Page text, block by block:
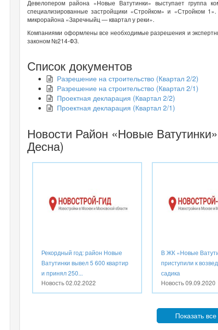
Девелопером района «Новые Ватутинки» выступает группа
специализированные застройщики «Стройком» и «Стройком
микрорайона «Заречныйц — квартал у реки».
Компаниями оформлены все необходимые разрешения и
законом №214-ФЗ.
Список документов
Разрешение на строительство (Квартал 2/2)
Разрешение на строительство (Квартал 2/1)
Проектная декларация (Квартал 2/2)
Проектная декларация (Квартал 2/1)
Новости Район «Новые
Десна)
Рекордный год: район Новые
Ватутинки вывел 5 600 квартир
и принял 250...
Новость02.02.2022
В ЖК «Новые
приступили к
садика
Новость09.09.2020
Показать